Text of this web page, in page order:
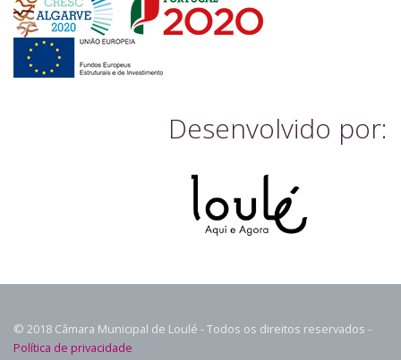
Desenvolvido por:
© 2018 Câmara Municipal de Loulé - Todos os direitos reservados -
Política de privacidade